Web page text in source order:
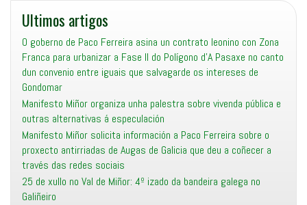
Ultimos artigos
O goberno de Paco Ferreira asina un contrato leonino con Zona
Franca para urbanizar a Fase II do Polígono d’A Pasaxe no canto
dun convenio entre iguais que salvagarde os intereses de
Gondomar
Manifesto Miñor organiza unha palestra sobre vivenda pública e
outras alternativas á especulación
Manifesto Miñor solicita información a Paco Ferreira sobre o
proxecto antirriadas de Augas de Galicia que deu a coñecer a
través das redes sociais
25 de xullo no Val de Miñor: 4º izado da bandeira galega no
Galiñeiro